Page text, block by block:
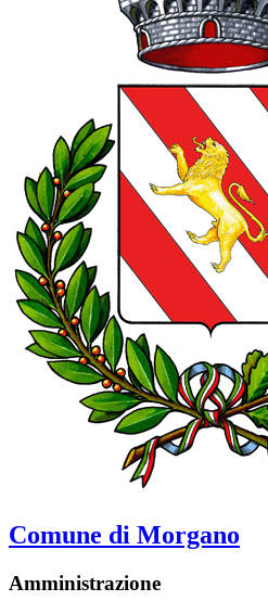
Comune di Morgano
Amministrazione